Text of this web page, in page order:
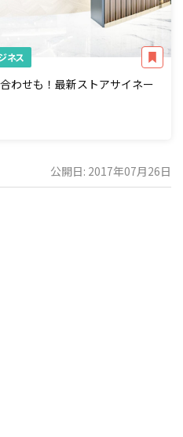
ネス
わせも！最新ストアサイネー
公開日: 2017年07月26日